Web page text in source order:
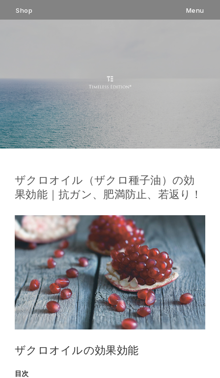
Shop Menu
ン
ス
キ
ッ
プ
ザクロオイル（ザクロ種子油）の効
果効能｜抗ガン、肥満防止、若返り！
ザクロオイルの効果効能
目次